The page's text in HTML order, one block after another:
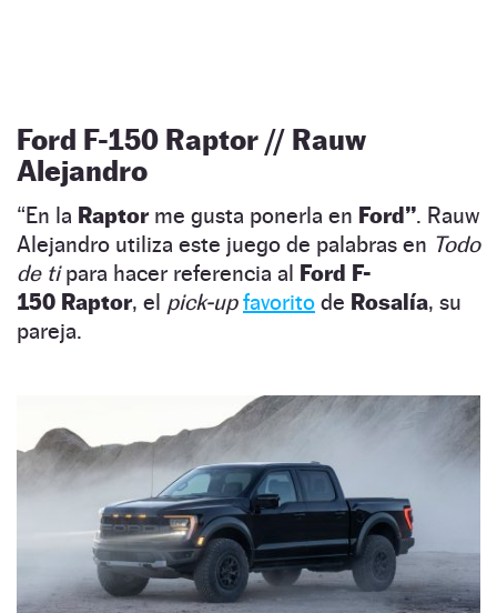
Ford F-150 Raptor // Rauw
Alejandro
“En la Raptor me gusta ponerla en Ford”. Rauw
Alejandro utiliza este juego de palabras en Todo
de tipara hacer referencia al Ford F-
150 Raptor, el pick-up favorito de Rosalía, su
pareja.